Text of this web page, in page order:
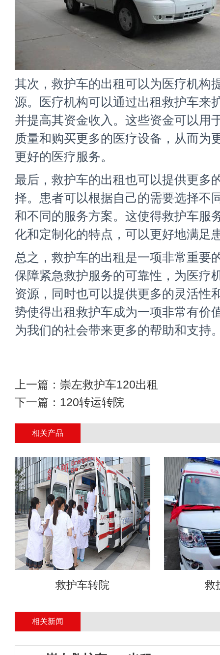
其次，救护车的出租可以为医疗机构
源。医疗机构可以通过出租救护车来
并提高其资金收入。这些资金可以用
质量和购买更多的医疗设备，从而为
更好的医疗服务。
最后，救护车的出租也可以提供更多
择。患者可以根据自己的需要选择不
和不同的服务方案。这使得救护车服
化和定制化的特点，可以更好地满足
总之，救护车的出租是一项非常重要
保障紧急救护服务的可靠性，为医疗
资源，同时也可以提供更多的灵活性
势使得出租救护车成为一项非常有价
为我们的社会带来更多的帮助和支持
上一篇： 崇左救护车120出租
下一篇： 120转运转院
相关产品
救护车转院 救
相关新闻